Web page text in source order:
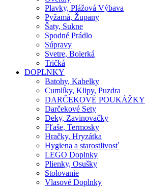
Plavky, Plážová Výbava
Pyžamá, Župany
Šaty, Sukne
Spodné Prádlo
Súpravy
Svetre, Bolerká
Tričká
DOPLNKY
Batohy, Kabelky
Cumlíky, Klipy, Puzdra
DARČEKOVÉ POUKÁŽKY
Darčekové Sety
Deky, Zavinovačky
Fľaše, Termosky
Hračky, Hryzátka
Hygiena a starostlivosť
LEGO Doplnky
Plienky, Osušky
Stolovanie
Vlasové Doplnky